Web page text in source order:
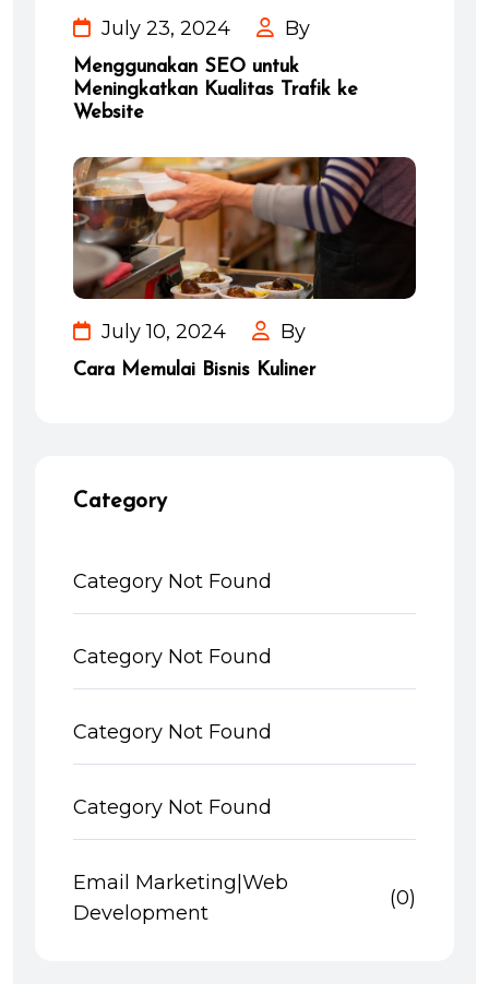
July 23, 2024 By
Menggunakan SEO untuk
Meningkatkan Kualitas Trafik ke
Website
July 10, 2024 By
Cara Memulai Bisnis Kuliner
Category
Category Not Found
Category Not Found
Category Not Found
Category Not Found
Email Marketing|Web
Development
(0)